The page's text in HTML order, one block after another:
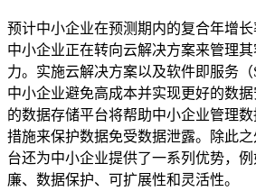
预计中小企业在预测期内的复合年增
中小企业正在转向云解决方案来管理
力。实施云解决方案以及软件即服务（
中小企业避免高成本并实现更好的数
的数据存储平台将帮助中小企业管理
措施来保护数据免受数据泄露。除此
台还为中小企业提供了一系列优势，
廉、数据保护、可扩展性和灵活性。